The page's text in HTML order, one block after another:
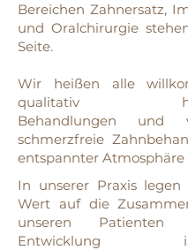
Bereichen Zahnersatz,
und Oralchirurgie
Seite.
Wir heißen alle
qualitativ
Behandlungen und
schmerzfreie
entspannter Atmosphäre
In unserer Praxis
Wert auf die
unseren
Entwicklung